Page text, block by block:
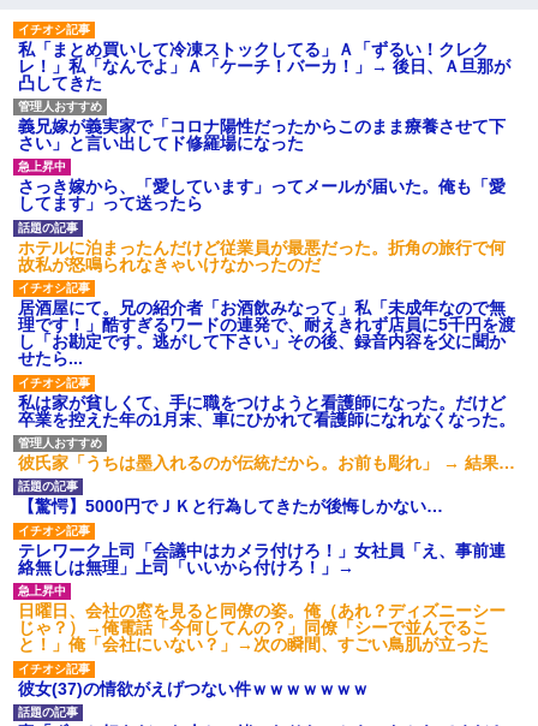
のお茶？」彼「ちっ！」私「」
【GIF】JSのカンチョーワロ
タ
後続車にクラクションを鳴ら
され彼氏が逆切れ。「何クラク
ション鳴らしてんだ！降りてこ
いよ！」と怒鳴りだし...
【衝撃】報酬100万円超の治験
募集がこちらｗｗｗｗｗ(※画像
あり)
【ネット騒然】惨殺されたタ
ワマン頂き女子のこの動画、す
げえええええｗｗｗｗｗｗｗｗ
ｗｗｗ
【愕然】白のクラウン俺氏、
高速道路左車線を制限速度で走
った結果wwwwwwwwwwww
百年の恋12-899 食べた量を
張り合ってくる
【悲報】佐藤輝明・・・２軍
でも盛大にやらかす←あまり悲
しませないでくれ
私「まとめ買いして冷凍ストックしてる」Ａ「ずるい！クレク
レ！」私「なんでよ」Ａ「ケーチ！バーカ！」→ 後日、Ａ旦那が
凸してきた
義兄嫁が義実家で「コロナ陽性だったからこのまま療養させて下
さい」と言い出してド修羅場になった
さっき嫁から、「愛しています」ってメールが届いた。俺も「愛
してます」って送ったら
ホテルに泊まったんだけど従業員が最悪だった。折角の旅行で何
故私が怒鳴られなきゃいけなかったのだ
居酒屋にて。兄の紹介者「お酒飲みなって」私「未成年なので無
理です！」酷すぎるワードの連発で、耐えきれず店員に5千円を渡
し「お勘定です。逃がして下さい」その後、録音内容を父に聞か
せたら...
私は家が貧しくて、手に職をつけようと看護師になった。だけど
卒業を控えた年の1月末、車にひかれて看護師になれなくなった。
彼氏家「うちは墨入れるのが伝統だから。お前も彫れ」 → 結果…
【驚愕】5000円でＪＫと行為してきたが後悔しかない…
テレワーク上司「会議中はカメラ付けろ！」女社員「え、事前連
絡無しは無理」上司「いいから付けろ！」→
日曜日、会社の窓を見ると同僚の姿。俺（あれ？ディズニーシー
じゃ？）→俺電話「今何してんの？」同僚「シーで並んでるこ
と！」俺「会社にいない？」→次の瞬間、すごい鳥肌が立った
彼女(37)の情欲がえげつない件ｗｗｗｗｗｗｗ